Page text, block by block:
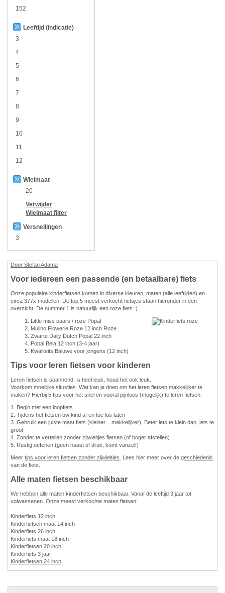
152
Leeftijd (indicatie)
3
4
5
6
7
8
9
10
11
12
Wielmaat
20
Verwijder
Wielmaat filter
Versnellingen
3
Door Stefan Adama
Voor iedereen een passende (en betaalbare) fiets
Onze populaire kinderfietsen komen in diverse kleuren, maten (alle leeftijden) en
circa 377x modellen. De top 5 meest verkocht fietsjes staan hieronder in een
overzicht. De nummer 1 is natuurlijk een roze fiets :)
Little miss paars / roze Popal
Mulino Flowerie Roze 12 inch Roze
Zwarte Daily Dutch Popal 22 inch
Popal Bela 12 inch (3-4 jaar)
Kwaliteits Baluwe voor jongens (12 inch)
Tips voor leren fietsen voor kinderen
Leren fietsen is spannend, is heel leuk, houd het ook leuk.
Voorkom moeilijke situsties. Wat kan je doen om het leren fietsen makkelijker te
maken? Hierbij 5 tips voor het snel en vooral pijnloos (mogelijk) te leren fietsen:
1. Begin met een loopfiets
2. Tijdens het fietsen uw kind af en toe los laten
3. Gebruik een juiste maat fiets (kleiner = makkelijker). Beter iets te klein dan, iets te
groot
4. Zonder te vertellen zonder zijwieltjes fietsen (of hoger afstellen)
5. Rustig oefenen (geen haast of druk, komt vanzelf)
Meer tips voor leren fietsen zonder zijwieltjes . Lees hier meer over de geschiedenis
van de fiets.
Alle maten fietsen beschikbaar
We hebben alle maten kinderfietsen beschikbaar. Vanaf de leeftijd 3 jaar tot
volwassenen. Onze meest verkochte maten fietsen:
Kinderfiets 12 inch
Kinderfietsen maat 14 inch
Kinderfiets 26 inch
Kinderfiets maat 18 inch
Kinderfietsen 20 inch
Kinderfiets 3 jaar
Kinderfietsen 24 inch